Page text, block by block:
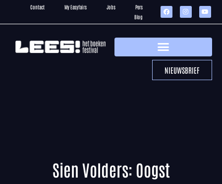
Contact My Easyfairs Jobs
Pers
Blog
NIEUWSBRIEF
Sien Volders: Oogst